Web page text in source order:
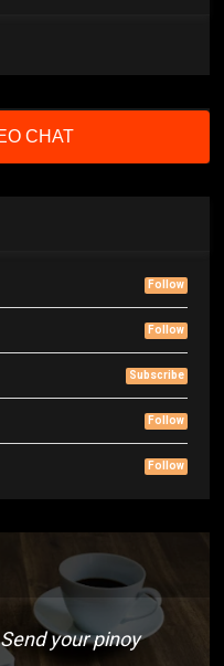
CHAT
Follow
Follow
Subscribe
Follow
Follow
your pinoy